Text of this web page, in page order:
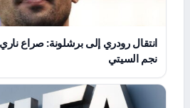
انتقال رودري إلى برشلونة: صراع
نجم السيتي